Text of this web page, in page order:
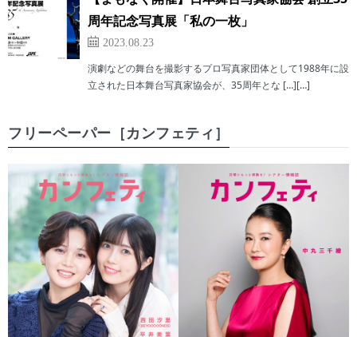
周年記念写真展「私の一枚」
2023.08.23
演劇などの舞台を撮影するプロ写真家団体として1988年に設
立された日本舞台写真家協会が、35周年とな […][…]
フリーペーパー［カンフェティ］